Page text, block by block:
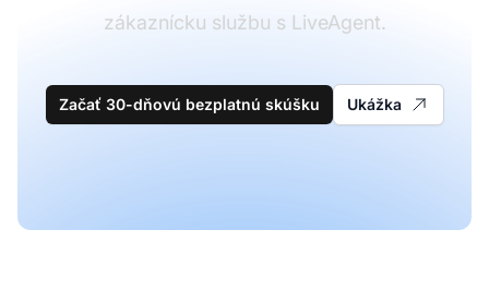
zákaznícku službu s LiveAgent.
Začať 30-dňovú bezplatnú skúšku Ukážka